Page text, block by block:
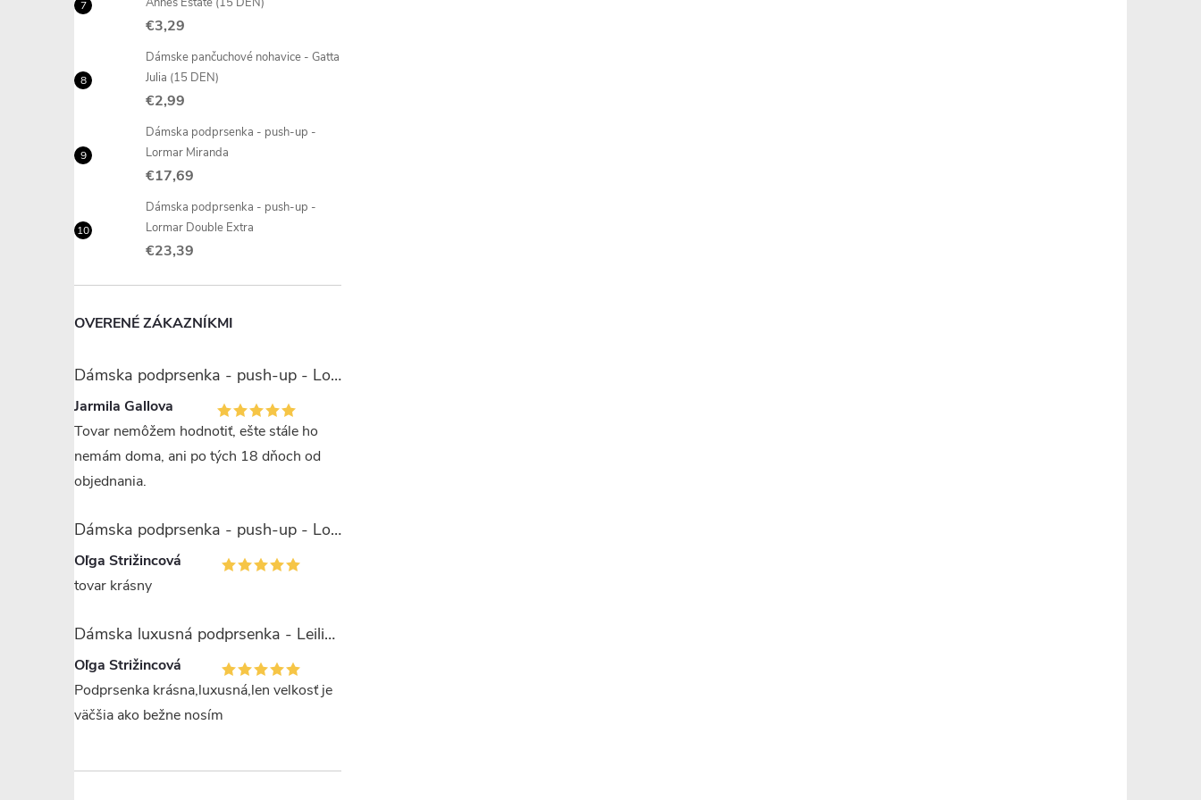
€3,29
Dámske pančuchové nohavice - Gatta
Julia (15 DEN)
€2,99
Dámska podprsenka - push-up -
Lormar Miranda
€17,69
Dámska podprsenka - push-up -
Lormar Double Extra
€23,39
OVERENÉ ZÁKAZNÍKMI
Dámska podprsenka - push-up - Lormar Miranda
Jarmila Gallova
Tovar nemôžem hodnotiť, ešte stále ho
nemám doma, ani po tých 18 dňoch od
objednania.
Dámska podprsenka - push-up - Lormar Saten Soft up
Oľga Strižincová
tovar krásny
Dámska luxusná podprsenka - Leilieve 7743
Oľga Strižincová
Podprsenka krásna,luxusná,len velkosť je
väčšia ako bežne nosím